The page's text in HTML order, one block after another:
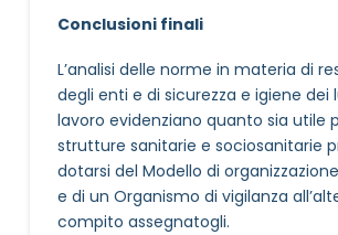
Conclusioni finali
L’analisi delle norme in materia di
degli enti e di sicurezza e igiene dei
lavoro evidenziano quanto sia utile
strutture sanitarie e sociosanitarie
dotarsi del Modello di
e di un Organismo di vigilanza
compito assegnatogli.